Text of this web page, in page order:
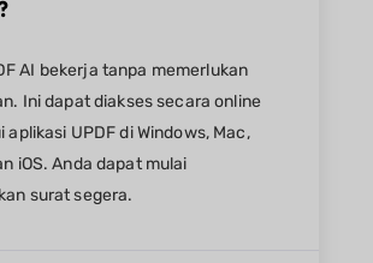
AI bekerja tanpa memerlukan
Ini dapat diakses secara online
aplikasi UPDF di Windows, Mac,
iOS. Anda dapat mulai
surat segera.